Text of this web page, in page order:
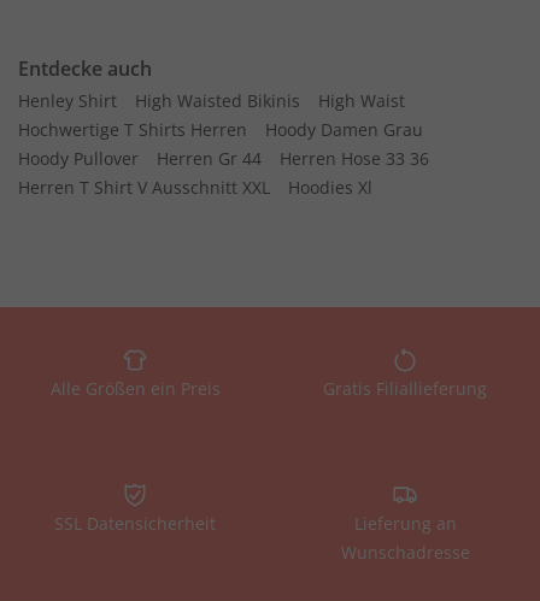
Entdecke auch
Henley Shirt High Waisted Bikinis
High Waist
Hochwertige T Shirts Herren
Hoody Damen Grau
Hoody Pullover
Herren Gr 44
Herren Hose 33 36
Herren T Shirt V Ausschnitt XXL
Hoodies Xl
Alle Größen ein Preis Gratis Filiallieferung
SSL Datensicherheit
Lieferung an
Wunschadresse